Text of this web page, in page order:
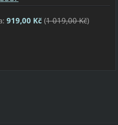
919,00 Kč(1 019,00 Kč)